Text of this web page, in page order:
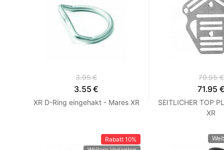
3.95 €
3.55 €
XR D-Ring eingehakt - Mares XR
79.95 €
71.95
SEITLICHER TOP
XR
Rabatt 10%